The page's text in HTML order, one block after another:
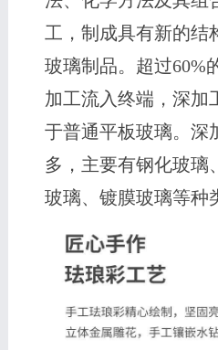
工，制成具有新的结
玻璃制品。超过60%
加工流入终端，深加
于普通平板玻璃。深
多，主要有钢化玻璃
玻璃、镀膜玻璃等种